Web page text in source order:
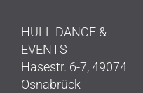
HULL DANCE &
EVENTS
Hasestr. 6-7, 49074
Osnabrück